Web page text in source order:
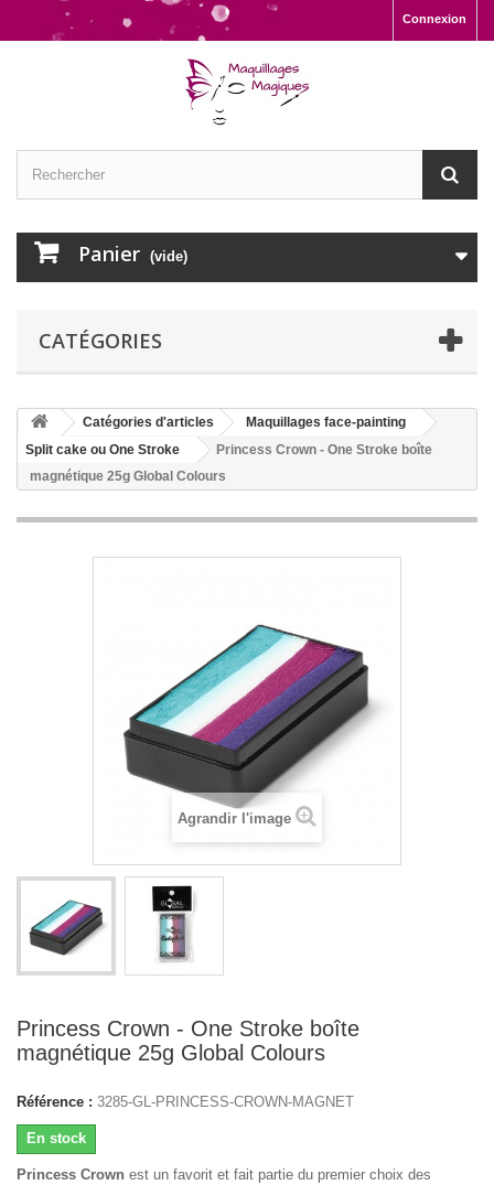
Connexion
Panier (vide)
CATÉGORIES
Catégories d'articles
Maquillages face-painting
Split cake ou One Stroke
Princess Crown - One Stroke boîte
magnétique 25g Global Colours
Agrandir l'image
Princess Crown - One Stroke boîte
magnétique 25g Global Colours
Référence : 3285-GL-PRINCESS-CROWN-MAGNET
En stock
Princess Crown est un favorit et fait partie du premier choix des